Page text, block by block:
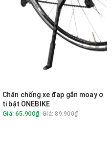
Chân chống xe đạp gắn moay ơ
ti bật ONEBIKE
Giá: 65.900₫ Giá: 89.900₫